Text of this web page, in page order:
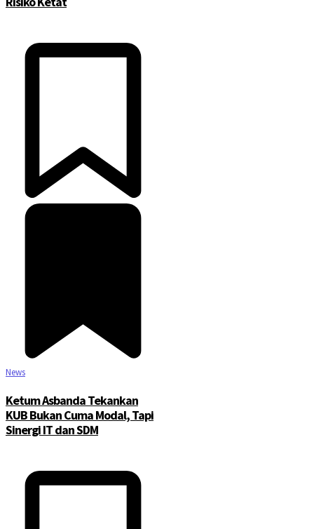
News
Ketum Asbanda Tekankan
KUB Bukan Cuma Modal, Tapi
Sinergi IT dan SDM